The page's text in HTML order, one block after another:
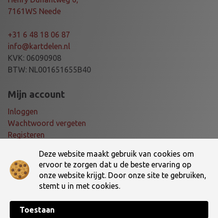
Deze website maakt gebruik van cookies om
ervoor te zorgen dat u de beste ervaring op
onze website krijgt. Door onze site te gebruiken,
stemt u in met cookies.
Toestaan
P
E
D
5
4
a
n
t
a
7161WS Neede
+31 6 48 18 06 87
info@kartdelen.nl
KVK: 06090908
BTW: NL001651655B40
Mijn account
Inloggen
Wachtwoord vergeten
Registeren
Voorwaarden
Algemene voorwaarden
Verzending- en retourbeleid